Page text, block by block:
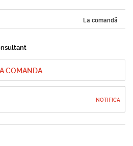
La comandă
LA COMANDA
NOTIFICA